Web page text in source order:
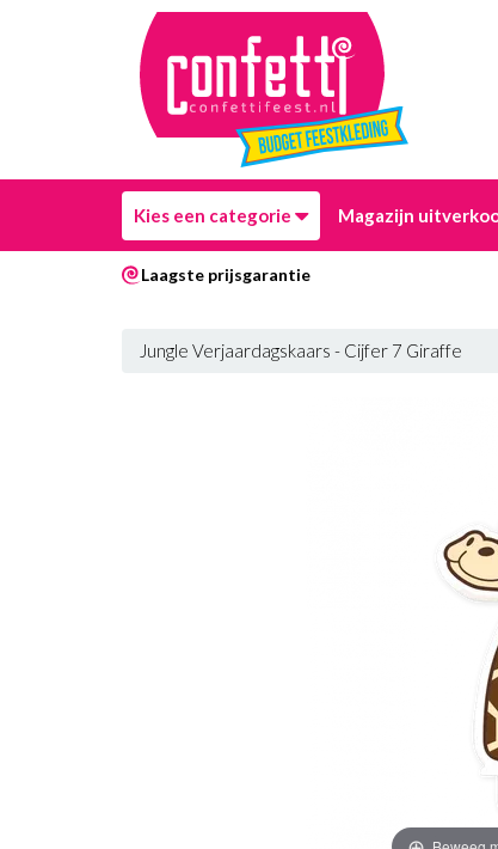
Kies een categorie Magazijn
Laagste prijsgarantie
Jungle Verjaardagskaars - Cijfer 7 Giraffe